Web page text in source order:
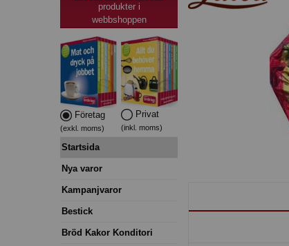
produkter i
webbshoppen
Företag
(exkl. moms)
Privat
(inkl. moms)
Startsida
Nya varor
Kampanjvaror
Bestick
Bröd Kakor Konditori